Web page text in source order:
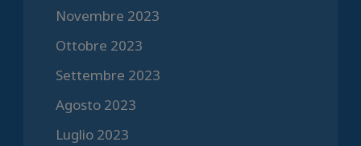
Novembre 2023
Ottobre 2023
Settembre 2023
Agosto 2023
Luglio 2023